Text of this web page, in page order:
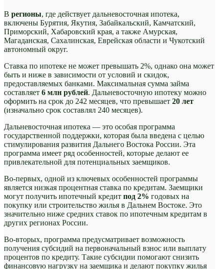
В регионы, где действует дальневосточная ипотека,
включены Бурятия, Якутия, Забайкальский, Камчатский,
Приморский, Хабаровский края, а также Амурская,
Магаданская, Сахалинская, Еврейская области и Чукотский
автономный округ.
Ставка по ипотеке не может превышать 2%, однако она может
быть и ниже в зависимости от условий и скидок,
предоставляемых банками. Максимальная сумма займа
составляет 6 млн рублей. Дальневосточную ипотеку можно
оформить на срок до 242 месяцев, что превышает 20 лет
(изначально срок составлял 240 месяцев).
Дальневосточная ипотека — это особая программа
государственной поддержки, которая была введена с целью
стимулирования развития Дальнего Востока России. Эта
программа имеет ряд особенностей, которые делают ее
привлекательной для потенциальных заемщиков.
Во-первых, одной из ключевых особенностей программы
является низкая процентная ставка по кредитам. Заемщики
могут получить ипотечный кредит под 2% годовых на
покупку или строительство жилья в Дальнем Востоке. Это
значительно ниже средних ставок по ипотечным кредитам в
других регионах России.
Во-вторых, программа предусматривает возможность
получения субсидий на первоначальный взнос или выплату
процентов по кредиту. Такие субсидии помогают снизить
финансовую нагрузку на заемщика и делают покупку жилья